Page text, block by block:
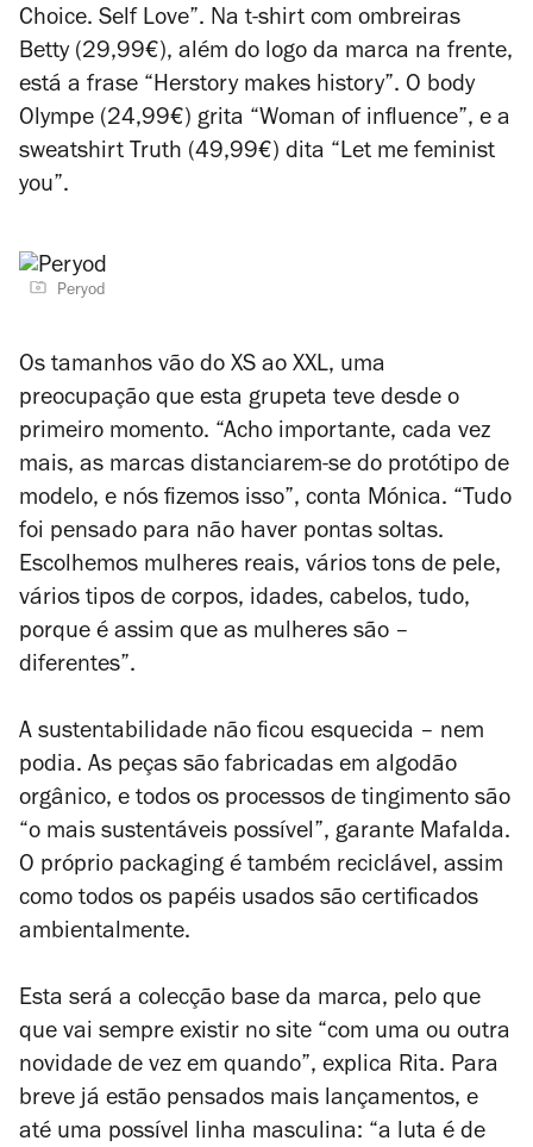
Choice. Self Love”. Na t-shirt com ombreiras
Betty (29,99€), além do logo da marca na frente,
está a frase “Herstory makes history”. O body
Olympe (24,99€) grita “Woman of influence”, e a
sweatshirt Truth (49,99€) dita “Let me feminist
you”.
Peryod
Os tamanhos vão do XS ao XXL, uma
preocupação que esta grupeta teve desde o
primeiro momento. “Acho importante, cada vez
mais, as marcas distanciarem-se do protótipo de
modelo, e nós fizemos isso”, conta Mónica. “Tudo
foi pensado para não haver pontas soltas.
Escolhemos mulheres reais, vários tons de pele,
vários tipos de corpos, idades, cabelos, tudo,
porque é assim que as mulheres são –
diferentes”.
A sustentabilidade não ficou esquecida – nem
podia. As peças são fabricadas em algodão
orgânico, e todos os processos de tingimento são
“o mais sustentáveis possível”, garante Mafalda.
O próprio packaging é também reciclável, assim
como todos os papéis usados são certificados
ambientalmente.
Esta será a colecção base da marca, pelo que
que vai sempre existir no site “com uma ou outra
novidade de vez em quando”, explica Rita. Para
breve já estão pensados mais lançamentos, e
até uma possível linha masculina: “a luta é de